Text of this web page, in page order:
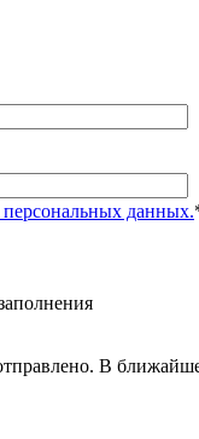
персональных данных.
В